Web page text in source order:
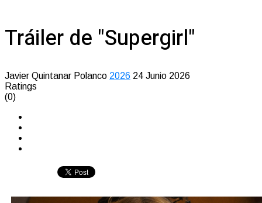
Tráiler de "Supergirl"
Javier Quintanar Polanco 2026 24 Junio 2026
Ratings
(0)